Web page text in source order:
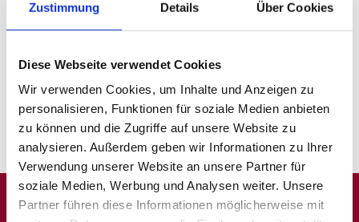
Zustimmung Details Über Cookies
Diese Webseite verwendet Cookies
Wir verwenden Cookies, um Inhalte und Anzeigen zu
personalisieren, Funktionen für soziale Medien anbieten
zu können und die Zugriffe auf unsere Website zu
analysieren. Außerdem geben wir Informationen zu Ihrer
Verwendung unserer Website an unsere Partner für
soziale Medien, Werbung und Analysen weiter. Unsere
Partner führen diese Informationen möglicherweise mit
1